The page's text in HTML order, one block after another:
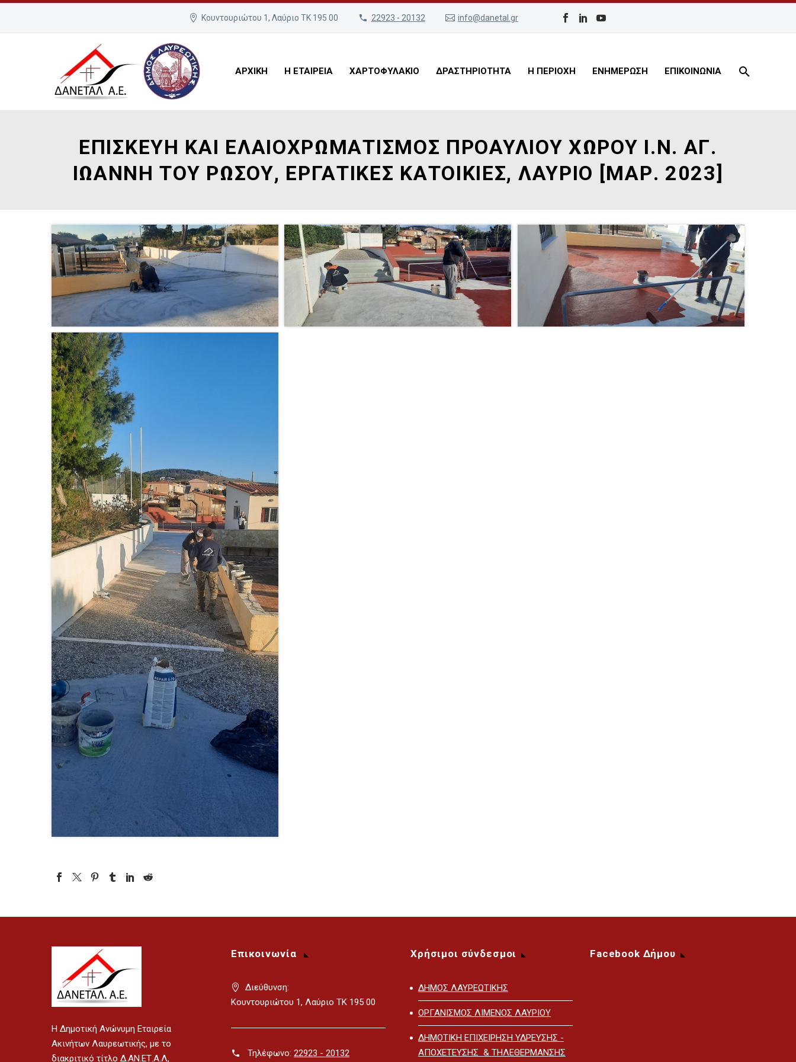
Κουντουριώτου 1, Λαύριο ΤΚ 195 00 22923 - 20132 info@danetal.gr
ΑΡΧΙΚΗ Η ΕΤΑΙΡΕΙΑ ΧΑΡΤΟΦΥΛΑΚΙΟ ΔΡΑΣΤΗΡΙΟΤΗΤΑ Η ΠΕΡΙΟΧΗ ΕΝΗΜΕΡΩΣΗ ΕΠΙΚΟΙΝΩΝΙΑ
ΕΠΙΣΚΕΥΗ ΚΑΙ ΕΛΑΙΟΧΡΩΜΑΤΙΣΜΟΣ ΠΡΟΑΥΛΙΟΥ ΧΩΡΟΥ Ι.Ν. ΑΓ.
ΙΩΑΝΝΗ ΤΟΥ ΡΩΣΟΥ, ΕΡΓΑΤΙΚΕΣ ΚΑΤΟΙΚΙΕΣ, ΛΑΥΡΙΟ [ΜΑΡ. 2023]
H Δημοτική Ανώνυμη Εταιρεία
Ακινήτων Λαυρεωτικής, με το
διακριτικό τίτλο Δ.ΑΝ.ΕΤ.Α.Λ,
Επικοινωνία
Διεύθυνση:
Κουντουριώτου 1, Λαύριο ΤΚ 195 00
Τηλέφωνο: 22923 - 20132
Χρήσιμοι σύνδεσμοι
ΔΗΜΟΣ ΛΑΥΡΕΩΤΙΚΗΣ
ΟΡΓΑΝΙΣΜΟΣ ΛΙΜΕΝΟΣ ΛΑΥΡΙΟΥ
ΔΗΜΟΤΙΚΗ ΕΠΙΧΕΙΡΗΣΗ ΥΔΡΕΥΣΗΣ -
ΑΠΟΧΕΤΕΥΣΗΣ & ΤΗΛΕΘΕΡΜΑΝΣΗΣ
Facebook Δήμου